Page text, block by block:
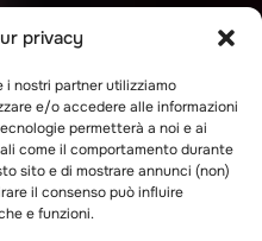
privacy
i nostri partner utilizziamo
e/o accedere alle informazioni
permetterà a noi e ai
come il comportamento durante
sito e di mostrare annunci (non)
il consenso può influire
e funzioni.